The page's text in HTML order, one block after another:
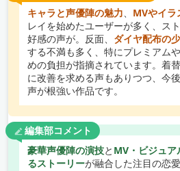
キャラと声優陣の魅力、 MVやイラ
レイを始めたユーザーが多く、ス
好感の声が。反面、 ダイヤ配布の
する不満も多く、特にプレミアム
めの負担が指摘されています。着
に改善を求める声もありつつ、今
声が根強い作品です。
編集部コメント
豪華声優陣の演技と MV・ビジュア
るストーリーが融合した注目の恋愛